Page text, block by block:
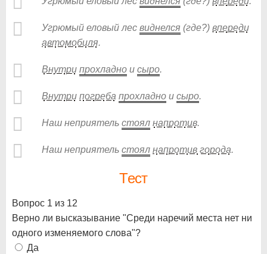
Угрюмый еловый лес виднелся (где?) впереди
автомобиля.
Внутри прохладно и сыро.
Внутри погреба прохладно и сыро.
Наш неприятель стоял напротив.
Наш неприятель стоял напротив города.
Тест
Вопрос 1 из 12
Верно ли высказывание "Среди наречий места нет ни
одного изменяемого слова"?
Да